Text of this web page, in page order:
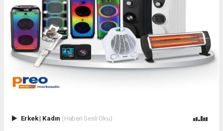
Erkek| Kadın (Haberi Sesli Oku)